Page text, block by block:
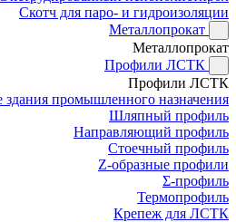
Скотч для паро- и гидроизоляции
Металлопрокат
Металлопрокат
Профили ЛСТК
Профили ЛСТК
промышленного назначения
Шляпный профиль
Направляющий профиль
Стоечный профиль
Z-образные профили
Σ-профиль
Термопрофиль
Крепеж для ЛСТК